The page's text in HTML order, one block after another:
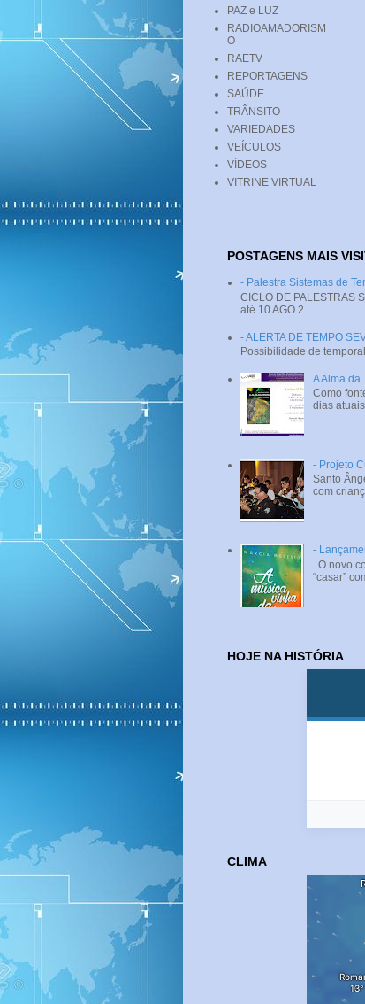
PAZ e LUZ
RADIOAMADORISM
O
RAETV
REPORTAGENS
SAÚDE
TRÂNSITO
VARIEDADES
VEÍCULOS
VÍDEOS
VITRINE VIRTUAL
POSTAGENS MAIS
- Palestra Sistemas de
CICLO DE PALESTRAS
até 10 AGO 2...
- ALERTA DE TEMPO
Possibilidade de
A Alma da
Como
dias
- Projeto
Santo
com
-
O novo
“casar”
HOJE NA HISTÓRIA
CLIMA